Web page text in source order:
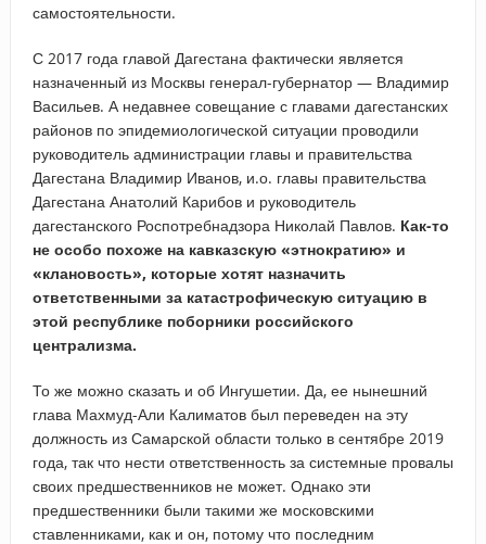
самостоятельности.
С 2017 года главой Дагестана фактически является
назначенный из Москвы генерал-губернатор — Владимир
Васильев. А недавнее совещание с главами дагестанских
районов по эпидемиологической ситуации проводили
руководитель администрации главы и правительства
Дагестана Владимир Иванов, и.о. главы правительства
Дагестана Анатолий Карибов и руководитель
дагестанского Роспотребнадзора Николай Павлов. Как-то
не особо похоже на кавказскую «этнократию» и
«клановость», которые хотят назначить
ответственными за катастрофическую ситуацию в
этой республике поборники российского
централизма.
То же можно сказать и об Ингушетии. Да, ее нынешний
глава Махмуд-Али Калиматов был переведен на эту
должность из Самарской области только в сентябре 2019
года, так что нести ответственность за системные провалы
своих предшественников не может. Однако эти
предшественники были такими же московскими
ставленниками, как и он, потому что последним